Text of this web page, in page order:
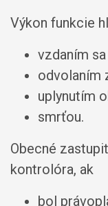
Výkon funkcie
vzdaním
odvolaním
uplynutím
smrťou.
Obecné
kontrolóra, ak
bol